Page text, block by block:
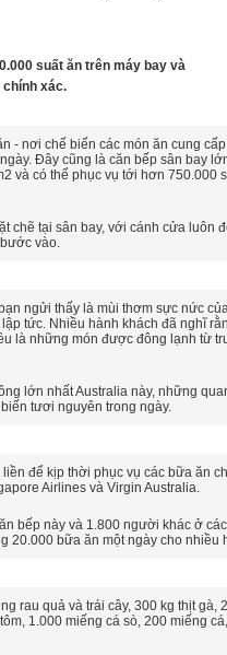
suất ăn trên máy bay và
xác.
- nơi chế biến các món ăn cung
Đây cũng là căn bếp sân bay
và có thể phục vụ tới hơn 750.000
chẽ tại sân bay, với cánh cửa luôn
vào.
ngửi thấy là mùi thơm sực nức
tức. Nhiều hành khách đã nghĩ
là những món được đông lạnh từ
lớn nhất Australia này, những
tươi nguyên trong ngày.
để kịp thời phục vụ các bữa ăn
Airlines và Virgin Australia.
bếp này và 1.800 người khác ở
20.000 bữa ăn một ngày cho nhiều
rau quả và trái cây, 300 kg thịt gà,
1.000 miếng cá sò, 200 miếng